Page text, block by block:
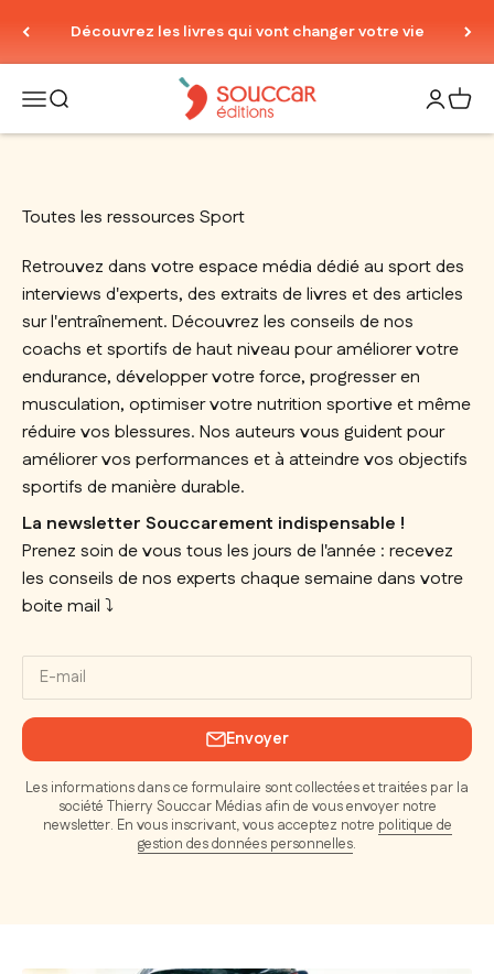
Découvrez les livres qui vont changer votre vie
Ouvrir la navigation
Ouvrir la rechercheThierry Souccar Editions Ouvrir
Voir
Toutes les ressources Sport
Retrouvez dans votre espace média dédié au sport des
interviews d'experts, des extraits de livres et des articles
sur l'entraînement. Découvrez les conseils de nos
coachs et sportifs de haut niveau pour améliorer votre
endurance, développer votre force, progresser en
musculation, optimiser votre nutrition sportive et même
réduire vos blessures. Nos auteurs vous guident pour
améliorer vos performances et à atteindre vos objectifs
sportifs de manière durable.
La newsletter Souccarement indispensable !
Prenez soin de vous tous les jours de l'année : recevez
les conseils de nos experts chaque semaine dans votre
boite mail ⤵️
E-mail
Envoyer
Les informations dans ce formulaire sont collectées et traitées par la
société Thierry Souccar Médias afin de vous envoyer notre
newsletter. En vous inscrivant, vous acceptez notre politique de
gestion des données personnelles.